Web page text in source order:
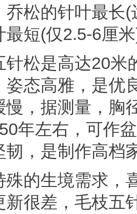
乔松的针叶最长
最短(仅2.5-6厘
是高达20米
姿态高雅，是优
慢，据测量，胸
年左右，可作
韧，是制作高档
生境需求，
新很差，毛枝五